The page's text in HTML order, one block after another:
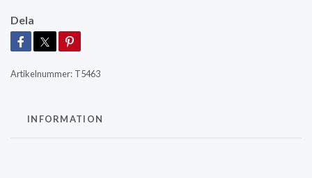
Dela
Artikelnummer: T5463
INFORMATION